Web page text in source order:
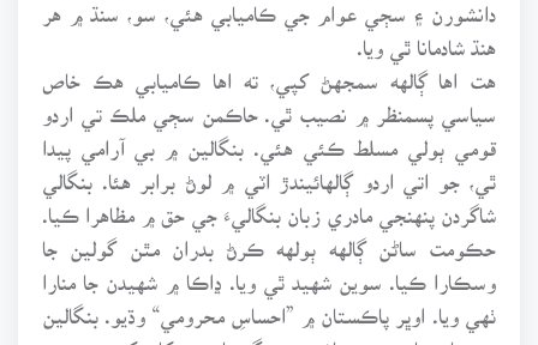
دانشورن ۽ سڄي عوام جي ڪاميابي هئي، سو، سنڌ ۾ هر
هنڌ شادمانا ٿي ويا.
هت اها ڳالهه سمجهڻ کپي، ته اها ڪاميابي هڪ خاص
سياسي پسمنظر ۾ نصيب ٿي. حاڪمن سڄي ملڪ تي اردو
قومي ٻولي مسلط ڪئي هئي. بنگالين ۾ بي آرامي پيدا
ٿي، جو اتي اردو ڳالهائيندڙ اٽي ۾ لوڻ برابر هئا. بنگالي
شاگردن پنهنجي مادري زبان بنگاليءَ جي حق ۾ مظاهرا ڪيا.
حڪومت ساڻن ڳالهه ٻولهه ڪرڻ بدران مٿن گولين جا
وسڪارا ڪيا. سوين شهيد ٿي ويا. ڍاڪا ۾ شهيدن جا منارا
ٺهي ويا. اوڀر پاڪستان ۾ ”احساسِ محرومي“ وڌيو. بنگالين
پنهنجا سياسي ۽ معاشي حق گهريا، جن کان کين محروم